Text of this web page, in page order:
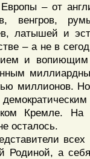
– от
венгров,
латышей и
– а не в
и вопиющим
миллионов.
Кремле. На
осталось.
всех
Родиной, а